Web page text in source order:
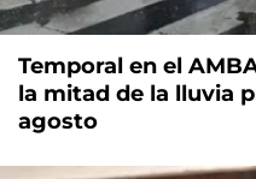
Temporal en el
la mitad de la lluvia
agosto